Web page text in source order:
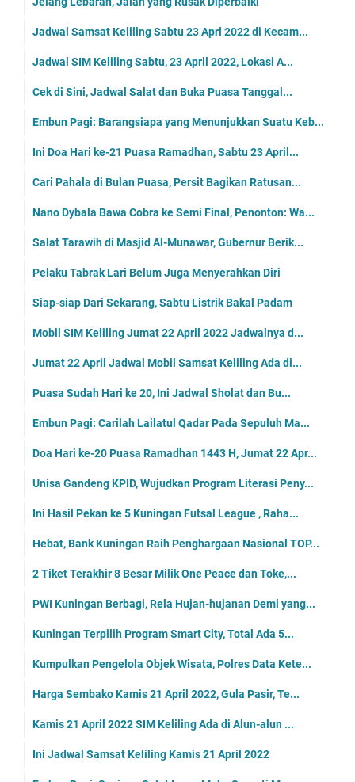
Jadwal Samsat Keliling Sabtu 23 Aprl 2022 di Kecam...
Jadwal SIM Keliling Sabtu, 23 April 2022, Lokasi A...
Cek di Sini, Jadwal Salat dan Buka Puasa Tanggal...
Embun Pagi: Barangsiapa yang Menunjukkan Suatu Keb...
Ini Doa Hari ke-21 Puasa Ramadhan, Sabtu 23 April...
Cari Pahala di Bulan Puasa, Persit Bagikan Ratusan...
Nano Dybala Bawa Cobra ke Semi Final, Penonton: Wa...
Salat Tarawih di Masjid Al-Munawar, Gubernur Berik...
Pelaku Tabrak Lari Belum Juga Menyerahkan Diri
Siap-siap Dari Sekarang, Sabtu Listrik Bakal Padam
Mobil SIM Keliling Jumat 22 April 2022 Jadwalnya d...
Jumat 22 April Jadwal Mobil Samsat Keliling Ada di...
Puasa Sudah Hari ke 20, Ini Jadwal Sholat dan Bu...
Embun Pagi: Carilah Lailatul Qadar Pada Sepuluh Ma...
Doa Hari ke-20 Puasa Ramadhan 1443 H, Jumat 22 Apr...
Unisa Gandeng KPID, Wujudkan Program Literasi Peny...
Ini Hasil Pekan ke 5 Kuningan Futsal League , Raha...
Hebat, Bank Kuningan Raih Penghargaan Nasional TOP...
2 Tiket Terakhir 8 Besar Milik One Peace dan Toke,...
PWI Kuningan Berbagi, Rela Hujan-hujanan Demi yang...
Kuningan Terpilih Program Smart City, Total Ada 5...
Kumpulkan Pengelola Objek Wisata, Polres Data Kete...
Harga Sembako Kamis 21 April 2022, Gula Pasir, Te...
Kamis 21 April 2022 SIM Keliling Ada di Alun-alun ...
Ini Jadwal Samsat Keliling Kamis 21 April 2022